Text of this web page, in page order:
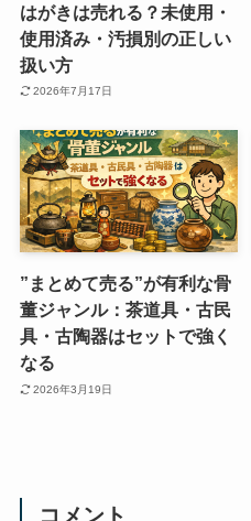
はがきは売れる？未使用・
使用済み・汚損別の正しい
扱い方
2026年7月17日
”まとめて売る”が有利な骨
董ジャンル：茶道具・古民
具・古陶器はセットで強く
なる
2026年3月19日
コメント